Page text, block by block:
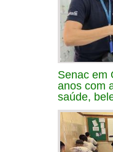
Senac em
anos com
saúde,